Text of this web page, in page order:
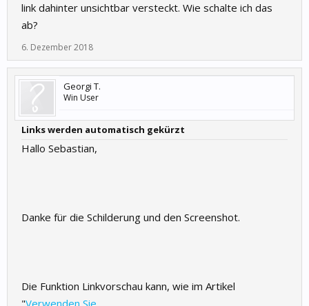
link dahinter unsichtbar versteckt. Wie schalte ich das
ab?
6. Dezember 2018
Georgi T.
Win User
Links werden automatisch gekürzt
Hallo Sebastian,
Danke für die Schilderung und den Screenshot.
Die Funktion Linkvorschau kann, wie im Artikel
"Verwenden Sie